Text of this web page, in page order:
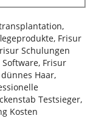
Frisur
Schulungen
Frisur
Haar,
Testsieger,
Kosten